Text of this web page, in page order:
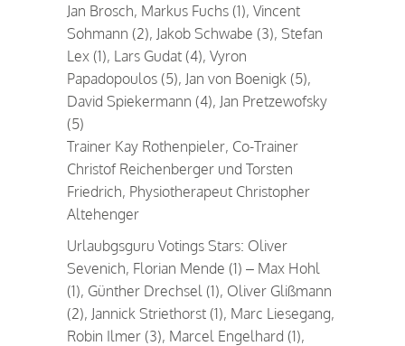
Jan Brosch, Markus Fuchs (1), Vincent
Sohmann (2), Jakob Schwabe (3), Stefan
Lex (1), Lars Gudat (4), Vyron
Papadopoulos (5), Jan von Boenigk (5),
David Spiekermann (4), Jan Pretzewofsky
(5)
Trainer Kay Rothenpieler, Co-Trainer
Christof Reichenberger und Torsten
Friedrich, Physiotherapeut Christopher
Altehenger
Urlaubgsguru Votings Stars: Oliver
Sevenich, Florian Mende (1) – Max Hohl
(1), Günther Drechsel (1), Oliver Glißmann
(2), Jannick Striethorst (1), Marc Liesegang,
Robin Ilmer (3), Marcel Engelhard (1),